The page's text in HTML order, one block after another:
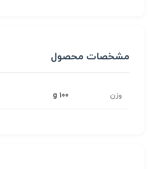
مشخصات محصول
وزن 100 g